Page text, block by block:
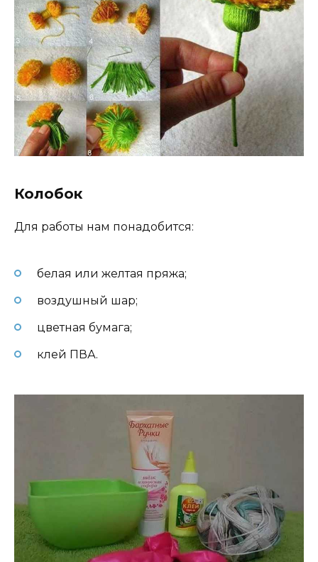
Колобок
Для работы нам понадобится:
белая или желтая пряжа;
воздушный шар;
цветная бумага;
клей ПВА.